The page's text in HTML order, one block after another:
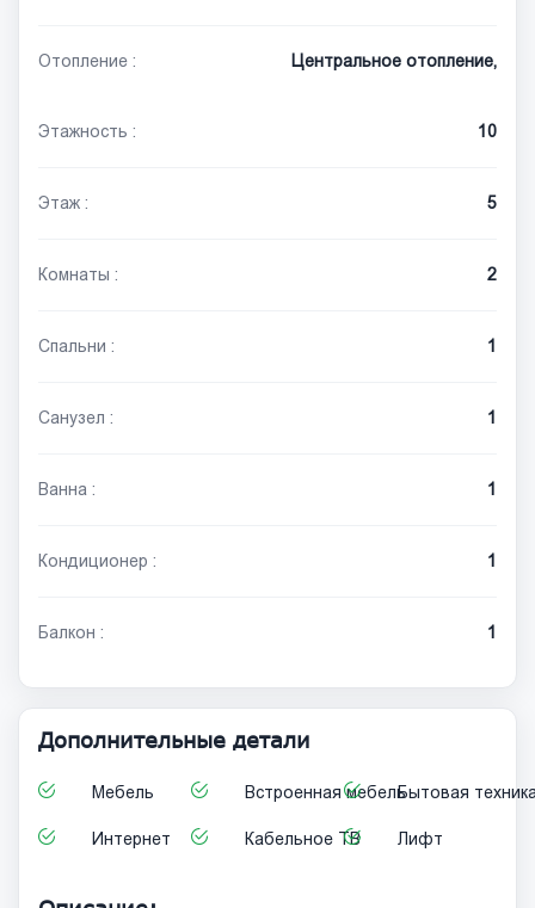
Отопление : Центральное отопление,
Этажность : 10
Этаж : 5
Комнаты : 2
Спальни : 1
Санузел : 1
Ванна : 1
Кондиционер : 1
Балкон : 1
Дополнительные детали
Мебель Встроенная мебельБытовая
Интернет Кабельное ТВ Лифт